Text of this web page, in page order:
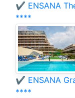
✔️ ENSANA
****
✔️ ENSANA
****